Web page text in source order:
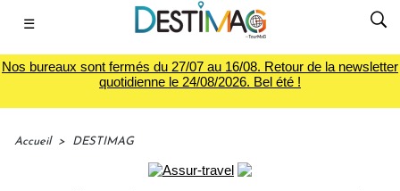
☰
Nos bureaux sont fermés du 27/07 au 16/08. Retour de la newsletter
quotidienne le 24/08/2026. Bel été !
Accueil > DESTIMAG